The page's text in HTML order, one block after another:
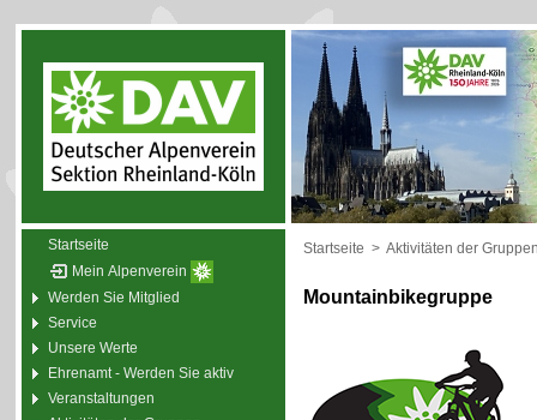
Startseite
Mein Alpenverein
Werden Sie Mitglied
Service
Unsere Werte
Ehrenamt - Werden Sie aktiv
Veranstaltungen
Startseite > Aktivitäten der
Mountainbikegruppe